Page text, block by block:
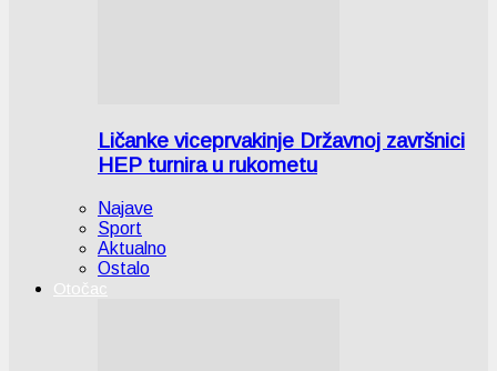
Ličanke viceprvakinje Državnoj završnici
HEP turnira u rukometu
Najave
Sport
Aktualno
Ostalo
Otočac